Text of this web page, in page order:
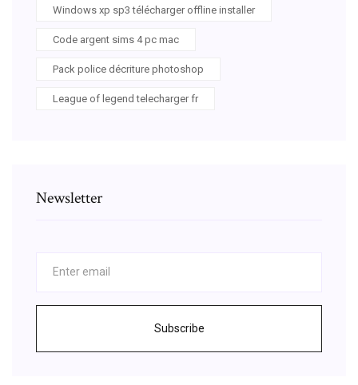
Windows xp sp3 télécharger offline installer
Code argent sims 4 pc mac
Pack police décriture photoshop
League of legend telecharger fr
Newsletter
Subscribe